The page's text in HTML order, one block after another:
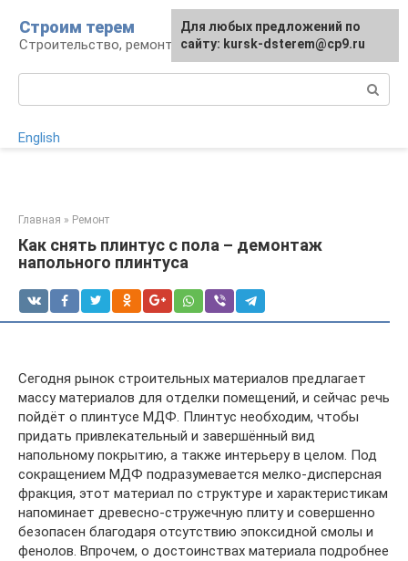
контенту
Строим терем
Строительство, ремонт, ландшафт
English
Главная » Ремонт
Как снять плинтус с пола – демонтаж
напольного плинтуса
Сегодня рынок строительных материалов предлагает
массу материалов для отделки помещений, и сейчас речь
пойдёт о плинтусе МДФ. Плинтус необходим, чтобы
придать привлекательный и завершённый вид
напольному покрытию, а также интерьеру в целом. Под
сокращением МДФ подразумевается мелко-дисперсная
фракция, этот материал по структуре и характеристикам
напоминает древесно-стружечную плиту и совершенно
безопасен благодаря отсутствию эпоксидной смолы и
фенолов. Впрочем, о достоинствах материала подробнее
Для любых предложений по
сайту: kursk-dsterem@cp9.ru